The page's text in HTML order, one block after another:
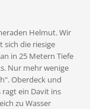
Helmut. Wir
die riesige
in 25 Metern Tiefe
Nur mehr wenige
Oberdeck und
ein Davit ins
zu Wasser